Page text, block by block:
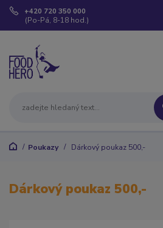
+420 720 350 000
(Po-Pá, 8-18 hod.)
Poukazy Dárkový poukaz 500,-
Dárkový poukaz 500,-